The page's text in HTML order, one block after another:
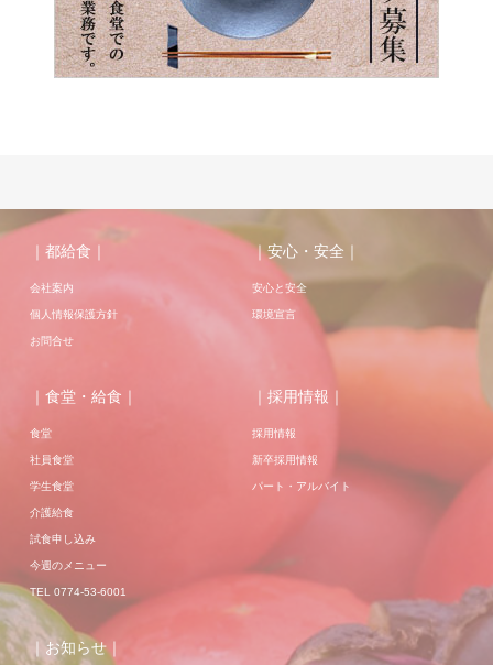
｜都給食｜
会社案内
個人情報保護方針
お問合せ
｜安心・安全｜
安心と安全
環境宣言
｜食堂・給食｜
食堂
社員食堂
学生食堂
介護給食
試食申し込み
今週のメニュー
TEL 0774-53-6001
｜採用情報｜
採用情報
新卒採用情報
パート・アルバイト
｜お知らせ｜